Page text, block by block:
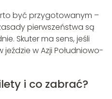
być przygotowanym –
pierwszeństwa są
Skuter ma sens, jeśli
w Azji Południowo-
i co zabrać?